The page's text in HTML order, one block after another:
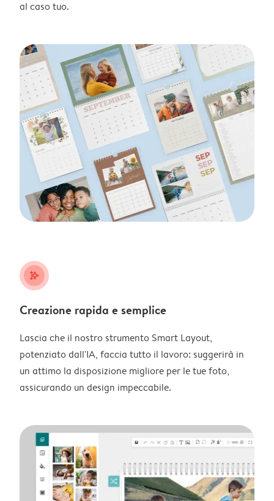
al caso tuo.
stars_plus
Creazione rapida e semplice
Lascia che il nostro strumento Smart Layout,
potenziato dall'IA, faccia tutto il lavoro: suggerirà in
un attimo la disposizione migliore per le tue foto,
assicurando un design impeccabile.